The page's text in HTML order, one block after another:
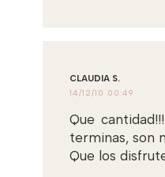
CLAUDIA S.
14/12/10 00:49
Que
terminas, son
Que los